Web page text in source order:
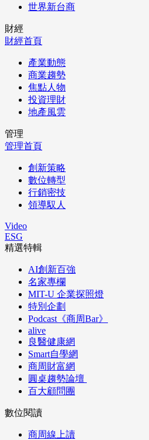
世界新台商
財經
財經首頁
產業動態
商業趨勢
焦點人物
投資理財
地產風雲
管理
管理首頁
創新策略
數位轉型
行銷密技
領導馭人
Video
ESG
精選特輯
AI創新百強
名家專欄
MIT-U 企業探照燈
特別企劃
Podcast《商周Bar》
alive
良醫健康網
Smart自學網
商周財富網
圓桌趨勢論壇
百大顧問團
數位閱讀
商周線上讀